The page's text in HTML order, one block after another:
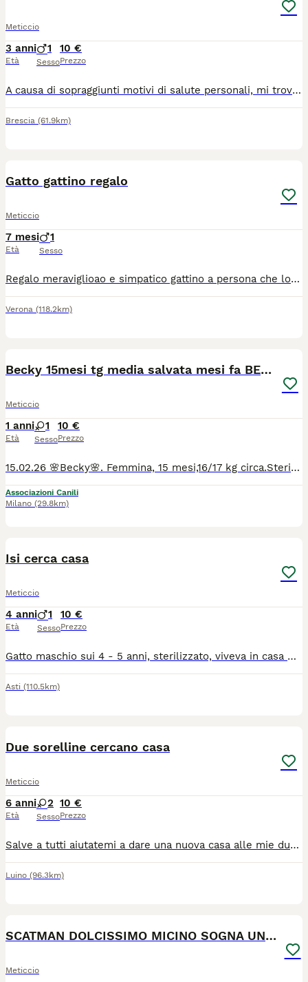
Meticcio
3 anni
Età
1
Sesso
10 €
Prezzo
A causa di sopraggiunti motivi di salute personali, mi trovo costretta a prendere la difficile decisione di far adottare Mirtillo, un meraviglioso gatto nero nato il 3 aprile 2023 che oggi ha 3 anni. Mirtillo è un micione in perfetta salute, pesa 10 kg ed è già castrato, regolarmente microchippato e provvisto del suo libretto sanitario aggiornato. Caratterialmente è il gatto ideale per chi cerca compagnia e serenità: è estremamente calmo, tranquillo e non combina mai guai. Passa le sue giornate in casa dormendo pacatamente, spesso in una delle sue posizioni preferite, ovvero con la pancia all'aria. È un gatto molto coccolone che ama il contatto umano. Ha anche delle simpatiche passioni: adora le scatole di cartone, nelle quali entra volentieri per schiacciare un pisolino o per rosicchiarle un po'. Per quanto riguarda il cibo, mangia regolarmente le sue crocchette ed è particolarmente goloso di cibo umido. Attualmente ci troviamo a Brescia, ma la distanza non deve essere un limite: il trasporto non è assolutamente un problema per noi. L'unica cosa che conta davvero è trovare una famiglia speciale, responsabile e amorevole che sia pronta a riempirlo di coccole e a volergli bene per il resto della sua vita. Se siete pronti ad accogliere questo gigante buono, potete contattarmi al numero 327 7917793.
Brescia (61.9km)
Gatto gattino regalo
Meticcio
7 mesi
Età
1
Sesso
Regalo meraviglioao e simpatico gattino a persona che lo terrá bene. Il gattino é vivace, giocherellone e sano ( é un gattino trovatello )
Verona (118.2km)
Becky 15mesi tg media salvata mesi fa BERGAMO
Meticcio
1 anni
Età
1
Sesso
10 €
Prezzo
15.02.26 🌸Becky🌸. Femmina, 15 mesi,16/17 kg circa.Sterilizzata. Vaccinata. Buona , le piacciono le coccole. Lei arriva da un passato difficile. Si cerca per lei una mamma che possa farle dimenticare il suo passato. Visibile a Bergamo dove attualmente si trova in stallo a pagamento. Verrà data in adozione solo al completamento dell'iter di adozione. Il costo dell'intero trasporto e microchip è a carico dell'adottante.Per info WhatsApp 3392619577.
Associazioni Canili
Milano (29.8km)
Isi cerca casa
Meticcio
4 anni
Età
1
Sesso
10 €
Prezzo
Gatto maschio sui 4 - 5 anni, sterilizzato, viveva in casa ma adesso è randagio da un annetto, ha necessità di una casa con giardino perché è abituato a vivere in giro. Si può vedere la sera verso le otto - otto e mezza in zona Piazza d'Armi quando viene a mangiare. Si chiama Isi. La zona in cui vive sarà ristrutturata dal proprietario a Settembre e stiamo cercando una famiglia responsabile per il nostro amico a quattro zampe. Molto socievole e ciarliero
Asti (110.5km)
Due sorelline cercano casa
Meticcio
6 anni
Età
2
Sesso
10 €
Prezzo
Salve a tutti aiutatemi a dare una nuova casa alle mie due dolci gattine, vissute sempre con me e Roberto vivono a Luino e cercano un luogo sicuro dove stare, causa lavoro dovremo lasciare la casa grande dove vivono . Aiutateci per trovare subito una casa tra pochi giorni dovremo uscire dall’appartamento. Grazie di cuore .
Luino (96.3km)
SCATMAN DOLCISSIMO MICINO SOGNA UNA MAMMA TUTTA SU
Meticcio